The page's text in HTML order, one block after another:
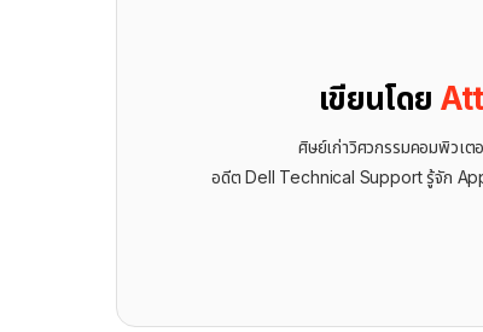
เขียนโดย
ศิษย์เก่าวิศวกรรมคอมพิว
อดีต Dell Technical Support รู้จัก